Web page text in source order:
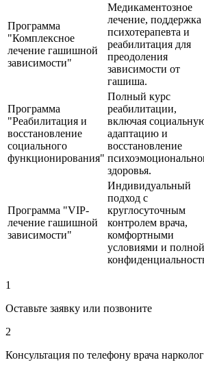
Программа
"Комплексное
лечение гашишной
зависимости"
Медикаментозное
лечение, поддержка
психотерапевта и
реабилитация для
преодоления
зависимости от
гашиша.
Программа
"Реабилитация и
восстановление
социального
функционирования"
Полный курс
реабилитации,
включая
адаптацию и
восстановление
здоровья.
Программа "VIP-
лечение гашишной
зависимости"
Индивидуальный
подход с
круглосуточным
контролем врача,
комфортными
условиями и полной
1
Оставьте заявку или позвоните
2
Консультация по телефону врача